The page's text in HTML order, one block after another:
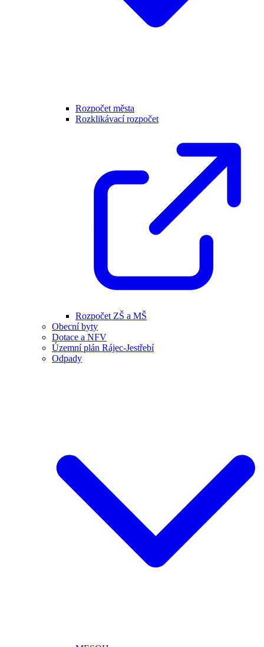
Rozpočet města
Rozklikávací rozpočet
Rozpočet ZŠ a MŠ
Obecní byty
Dotace a NFV
Územní plán Rájec-Jestřebí
Odpady